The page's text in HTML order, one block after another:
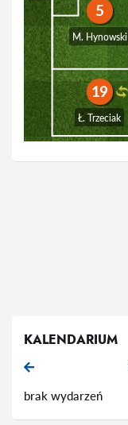
19
Ł. Trzeciak
5
M. Hynowski
KALENDARIUM
brak wydarzeń